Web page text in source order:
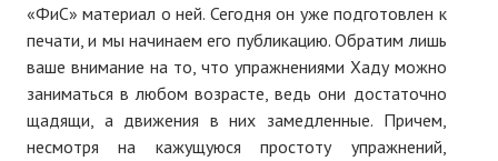
КОНТАКТЫ
ТЕКУЩИЙ №
«ФиС» материал о ней. Сегодня он уже подготовлен к
печати, и мы начинаем его публикацию. Обратим лишь
ваше внимание на то, что упражнениями Хаду можно
заниматься в любом возрасте, ведь они достаточно
щадящи, а движения в них замедленные. Причем,
несмотря на кажущуюся простоту упражнений,